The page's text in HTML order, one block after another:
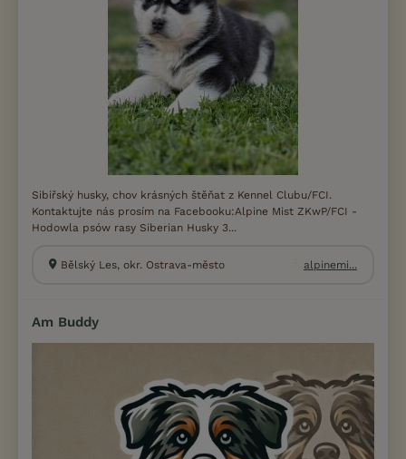
Sibiřský husky, chov krásných štěňat z Kennel Clubu/FCI.
Kontaktujte nás prosím na Facebooku:Alpine Mist ZKwP/FCI -
Hodowla psów rasy Siberian Husky 3...
Bělský Les, okr. Ostrava-město alpinemi...
Am Buddy